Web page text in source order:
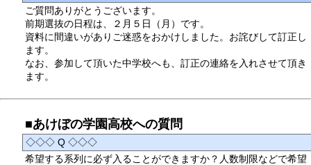
ご質問ありがとうございます。
前期選抜の日程は、２月５日（月）です。
資料に間違いがありご迷惑をおかけしました。お詫びして訂正し
ます。
なお、参加して頂いた中学校へも、訂正の連絡を入れさせて頂き
ます。
■あけぼの学園高校への質問
◇◇◇ Q ◇◇◇
希望する系列に必ず入ることができますか？人数制限などで希望